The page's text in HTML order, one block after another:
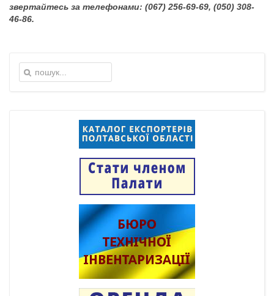
звертайтесь за телефонами: (067) 256-69-69, (050) 308-
46-86.